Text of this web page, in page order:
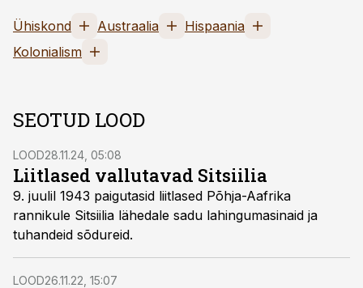
Ühiskond Austraalia
Hispaania
Kolonialism
SEOTUD LOOD
LOOD28.11.24, 05:08
Liitlased vallutavad Sitsiilia
9. juulil 1943 paigutasid liitlased Põhja-Aafrika
rannikule Sitsiilia lähedale sadu lahingumasinaid ja
tuhandeid sõdureid.
LOOD26.11.22, 15:07